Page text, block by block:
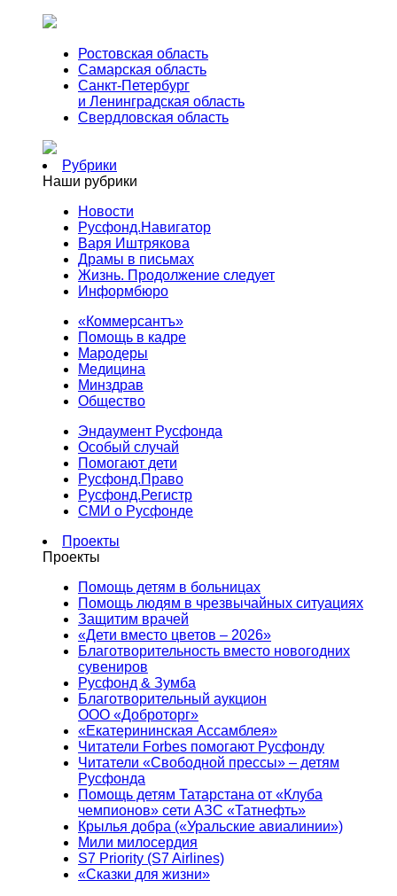
Ростовская область
Самарская область
Санкт-Петербург
и Ленинградская область
Свердловская область
Рубрики
Наши рубрики
Новости
Русфонд.Навигатор
Варя Иштрякова
Драмы в письмах
Жизнь. Продолжение следует
Информбюро
«Коммерсантъ»
Помощь в кадре
Мародеры
Медицина
Минздрав
Общество
Эндаумент Русфонда
Особый случай
Помогают дети
Русфонд.Право
Русфонд.Регистр
СМИ о Русфонде
Проекты
Проекты
Помощь детям в больницах
Помощь людям в чрезвычайных ситуациях
Защитим врачей
«Дети вместо цветов – 2026»
Благотворительность вместо новогодних
сувениров
Русфонд & Зумба
Благотворительный аукцион
ООО «Доброторг»
«Екатерининская Ассамблея»
Читатели Forbes помогают Русфонду
Читатели «Свободной прессы» – детям
Русфонда
Помощь детям Татарстана от «Клуба
чемпионов» сети АЗС «Татнефть»
Крылья добра («Уральские авиалинии»)
Мили милосердия
S7 Priority (S7 Airlines)
«Сказки для жизни»